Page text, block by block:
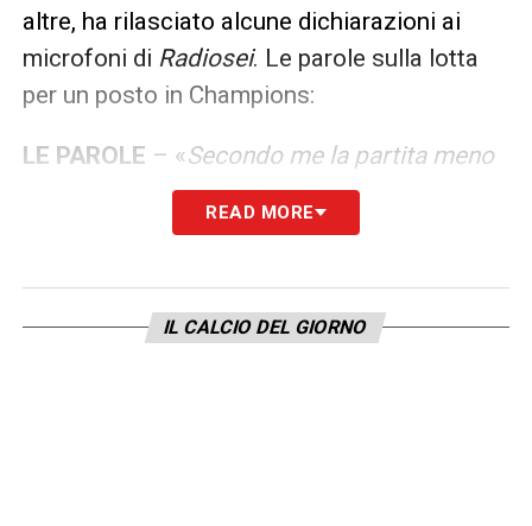
altre, ha rilasciato alcune dichiarazioni ai
microfoni di Radiosei. Le parole sulla lotta
per un posto in Champions:
LE PAROLE – «Secondo me la partita meno
scontata è Venezia-Juventus, perché la Juve
di questo ultimo periodo non vince mai fuori
logica vuole che la Juve ha il destino nelle
READ MORE
IL CALCIO DEL GIORNO